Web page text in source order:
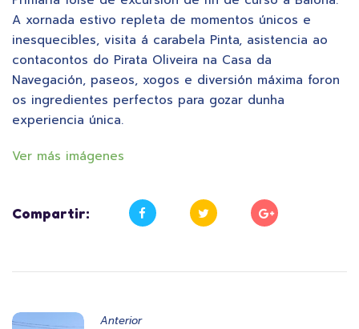
A xornada estivo repleta de momentos únicos e
inesquecibles, visita á carabela Pinta, asistencia ao
contacontos do Pirata Oliveira na Casa da
Navegación, paseos, xogos e diversión máxima foron
os ingredientes perfectos para gozar dunha
experiencia única.
Ver más imágenes
Compartir:
Anterior